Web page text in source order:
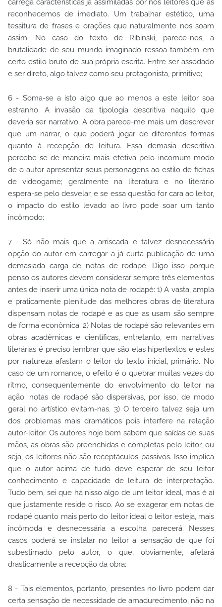
carrega características já assimiladas por nós leitores que as
reconhecemos de imediato. Um trabalhar estético, uma
tessitura de frases e orações que naturalmente nos soam
assim. No caso do texto de Ribinski, parece-nos, a
brutalidade de seu mundo imaginado ressoa também em
certo estilo bruto de sua própria escrita. Entre ser assodado
e ser direto, algo talvez como seu protagonista, primitivo;
6 - Soma-se a isto algo que ao menos a este leitor soa
estranho. A invasão da tipologia descritiva naquilo que
deveria ser narrativo. A obra parece-me mais um descrever
que um narrar, o que poderá jogar de diferentes formas
quanto à recepção de leitura. Essa demasia descritiva
percebe-se de maneira mais efetiva pelo incomum modo
de o autor apresentar seus personagens ao estilo de fichas
de videogame; geralmente na literatura e no literário
espera-se pelo desvelar, e se essa questão for cara ao leitor,
o impacto do estilo levado ao livro pode soar um tanto
incômodo;
7 - Só não mais que a arriscada e talvez desnecessária
opção do autor em carregar a já curta publicação de uma
demasiada carga de notas de rodapé. Digo isso porque
penso os autores devem considerar sempre três elementos
antes de inserir uma única nota de rodapé: 1) A vasta, ampla
e praticamente plenitude das melhores obras de literatura
dispensam notas de rodapé e as que as usam são sempre
de forma econômica; 2) Notas de rodapé são relevantes em
obras acadêmicas e científicas, entretanto, em narrativas
literárias é preciso lembrar que são elas hipertextos e estes
por natureza afastam o leitor do texto inicial, primário. No
caso de um romance, o efeito é o quebrar muitas vezes do
ritmo, consequentemente do envolvimento do leitor na
ação; notas de rodapé são dispersivas, por isso, de modo
geral no artístico evitam-nas. 3) O terceiro talvez seja um
dos problemas mais dramáticos pois interfere na relação
autor-leitor. Os autores hoje bem sabem que saídas de suas
mãos, as obras são preenchidas e completas pelo leitor, ou
seja, os leitores não são receptáculos passivos. Isso implica
que o autor acima de tudo deve esperar de seu leitor
conhecimento e capacidade de leitura de interpretação.
Tudo bem, sei que há nisso algo de um leitor ideal, mas é aí
que justamente reside o risco. Ao se exagerar em notas de
rodapé quanto mais perto do leitor ideal o leitor esteja, mais
incômoda e desnecessária a escolha parecerá. Nesses
casos poderá se instalar no leitor a sensação de que foi
subestimado pelo autor, o que, obviamente, afetará
drasticamente a recepção da obra;
8 - Tais elementos, portanto, presentes no livro podem dar
certa sensação de necessidade de amadurecimento, não na